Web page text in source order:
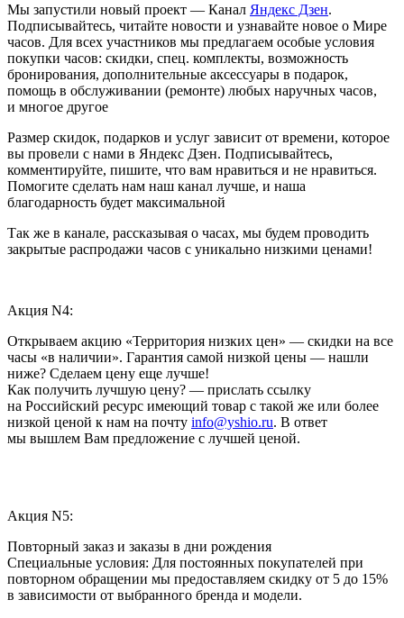
Мы запустили новый проект — Канал Яндекс Дзен.
Подписывайтесь, читайте новости и узнавайте новое о Мире
часов. Для всех участников мы предлагаем особые условия
покупки часов: скидки, спец. комплекты, возможность
бронирования, дополнительные аксессуары в подарок,
помощь в обслуживании (ремонте) любых наручных часов,
и многое другое
Размер скидок, подарков и услуг зависит от времени, которое
вы провели с нами в Яндекс Дзен. Подписывайтесь,
комментируйте, пишите, что вам нравиться и не нравиться.
Помогите сделать нам наш канал лучше, и наша
благодарность будет максимальной
Так же в канале, рассказывая о часах, мы будем проводить
закрытые распродажи часов с уникально низкими ценами!
Акция N4:
Открываем акцию «Территория низких цен» — скидки на все
часы «в наличии». Гарантия самой низкой цены — нашли
ниже? Сделаем цену еще лучше!
Как получить лучшую цену? — прислать ссылку
на Российский ресурс имеющий товар с такой же или более
низкой ценой к нам на почту info@yshio.ru. В ответ
мы вышлем Вам предложение с лучшей ценой.
Акция N5:
Повторный заказ и заказы в дни рождения
Специальные условия: Для постоянных покупателей при
повторном обращении мы предоставляем скидку от 5 до 15%
в зависимости от выбранного бренда и модели.